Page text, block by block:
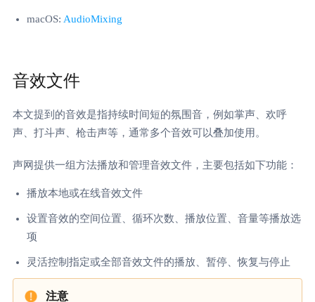
macOS: AudioMixing
音效文件
本文提到的音效是指持续时间短的氛围音，例如掌声、欢呼
声、打斗声、枪击声等，通常多个音效可以叠加使用。
声网提供一组方法播放和管理音效文件，主要包括如下功能：
播放本地或在线音效文件
设置音效的空间位置、循环次数、播放位置、音量等播放选
项
灵活控制指定或全部音效文件的播放、暂停、恢复与停止